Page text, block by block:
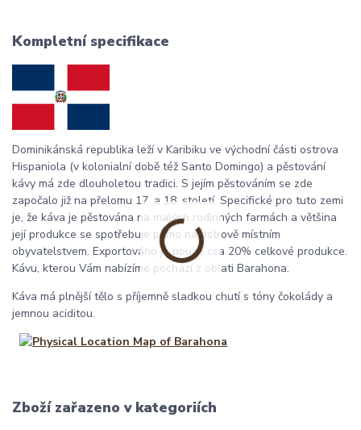
Kompletní specifikace
Dominikánská republika leží v Karibiku ve východní části ostrova
Hispaniola (v kolonialní době též Santo Domingo) a pěstování
kávy má zde dlouholetou tradici. S jejím pěstováním se zde
započalo již na přelomu 17. a 18. století. Specifické pro tuto zemi
je, že káva je pěstována na malých rodinných farmách a většina
její produkce se spotřebuje přímo na ostrově místním
obyvatelstvem. Exportováno je pouze cca 20% celkové produkce.
Kávu, kterou Vám nabízíme pochází z oblati Barahona.
Káva má plnější tělo s příjemně sladkou chutí s tóny čokolády a
jemnou aciditou.
Zboží zařazeno v kategoriích